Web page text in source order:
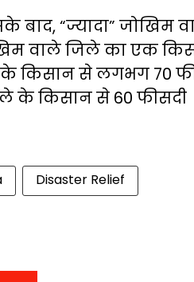
“ज्यादा” जोखिम
वाले जिले का एक
किसान से लगभग 70
के किसान से 60 फीसदी
Disaster Relief